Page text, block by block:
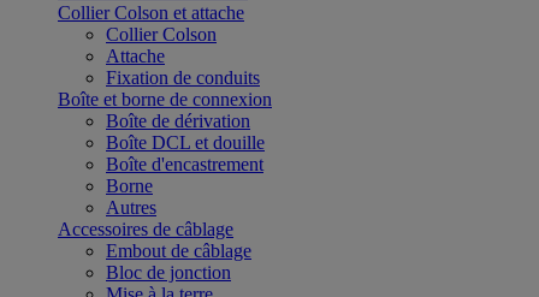
Collier Colson et attache
Collier Colson
Attache
Fixation de conduits
Boîte et borne de connexion
Boîte de dérivation
Boîte DCL et douille
Boîte d'encastrement
Borne
Autres
Accessoires de câblage
Embout de câblage
Bloc de jonction